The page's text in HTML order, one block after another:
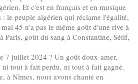
Et c'est en français et en musique
: le peuple algérien qui réclame l'égalité,
45 n'a pas le même goût d'une rive à
Paris, goût du sang à Constantine, Sétif,
7 juillet 2024 ? Un goût doux-amer,
ni tout à fait perdu, ni tout à fait gagné.
à Nîmes, nous avons chanté en